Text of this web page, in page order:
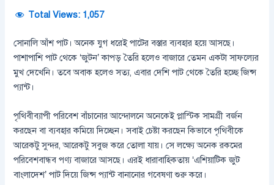
Total Views: 1,057
সোনালি আঁশ পাট। অনেক যুগ ধরেই পাটের বস্তার ব্যবহার হয়ে আসছে।
পাশাপাশি পাট থেকে ‘জুটন’ কাপড় তৈরি হলেও বাজারে তেমন একটা সাফল্যের
মুখ দেখেনি। তবে অবাক হলেও সত্য, এবার দেশি পাট থেকে তৈরি হচ্ছে জিন্স
প্যান্ট।
পৃথিবীব্যাপী পরিবেশ বাঁচানোর আন্দোলনে অনেকেই প্লাস্টিক সামগ্রী বর্জন
করছেন বা ব্যবহার কমিয়ে দিচ্ছেন। সবাই চেষ্টা করছেন কিভাবে পৃথিবীকে
আরেকটু সুন্দর, আরেকটু সবুজ করে তোলা যায়। সে লক্ষ্যে অনেক রকমের
পরিবেশবান্ধব পণ্য বাজারে আসছে। এরই ধারাবাহিকতায় ‘এশিয়াটিক জুট
বাংলাদেশ’ পাট দিয়ে জিন্স প্যান্ট বানানোর গবেষণা শুরু করে।